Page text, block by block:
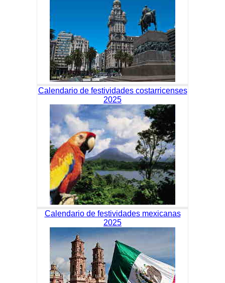
Calendario de festividades costarricenses
2025
Calendario de festividades mexicanas
2025